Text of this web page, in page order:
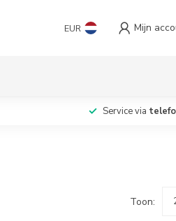
EUR Mijn
Service via
Toon: